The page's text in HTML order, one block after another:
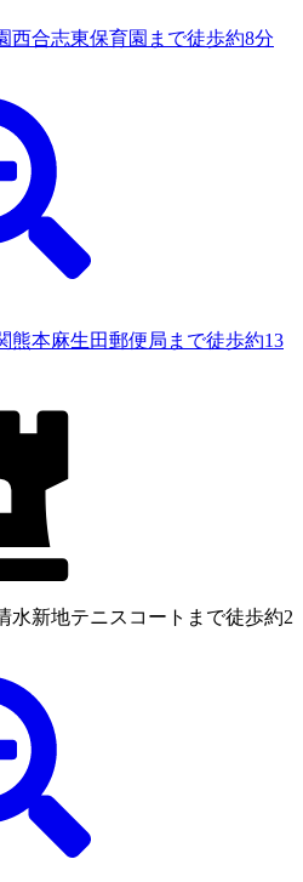
西合志東保育園まで徒歩約8分
熊本麻生田郵便局まで徒歩約13
水新地テニスコートまで徒歩約2